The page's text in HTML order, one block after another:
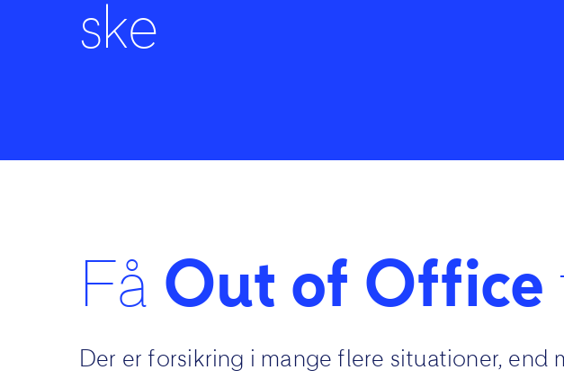
ske
Få Out of Office
Der er forsikring i mange flere situationer, end